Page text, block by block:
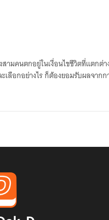
ามคนตกอยู่ในเงื่อนไขชีวิตที่แตกต่า
ลือกอย่างไร ก็ต้องยอมรับผลจากก